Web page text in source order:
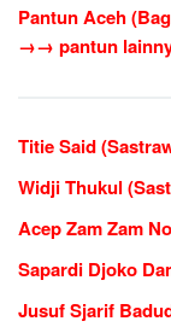
Pantun Aceh
→→ pantun
Titie Said
Widji Thukul
Acep Zam Zam
Sapardi Djoko
Jusuf Sjarif